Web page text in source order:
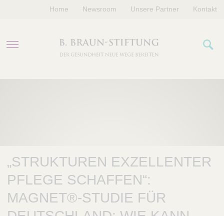
ÜBER UNS
Home Newsroom Unsere Partner Kontakt
„STRUKTUREN EXZELLENTER
PFLEGE SCHAFFEN“:
MAGNET®-STUDIE FÜR